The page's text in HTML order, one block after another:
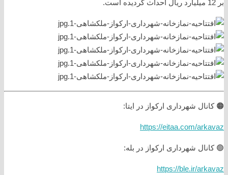
بر 12 میلیارد ریال احداث گردیده است.
🟠 کانال شهرداری ارکواز در ایتا:
https://eitaa.com/arkavaz
🟢 کانال شهرداری ارکواز در بله:
https://ble.ir/arkavaz